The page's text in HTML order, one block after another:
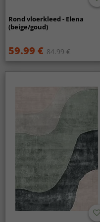
Rond vloerkleed - Elena
(beige/goud)
59.99 € 84.99 €